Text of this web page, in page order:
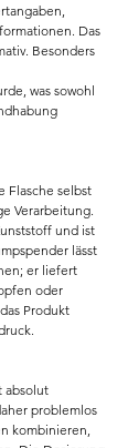
Das
Besonders
was sowohl
Flasche selbst
Verarbeitung.
und ist
lässt
er liefert
oder
Produkt
absolut
problemlos
kombinieren,